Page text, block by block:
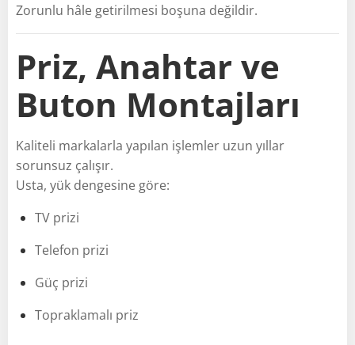
Zorunlu hâle getirilmesi boşuna değildir.
Priz, Anahtar ve
Buton Montajları
Kaliteli markalarla yapılan işlemler uzun yıllar
sorunsuz çalışır.
Usta, yük dengesine göre:
TV prizi
Telefon prizi
Güç prizi
Topraklamalı priz